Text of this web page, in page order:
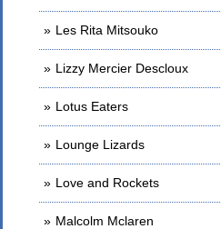
Les Rita Mitsouko
Lizzy Mercier Descloux
Lotus Eaters
Lounge Lizards
Love and Rockets
Malcolm Mclaren